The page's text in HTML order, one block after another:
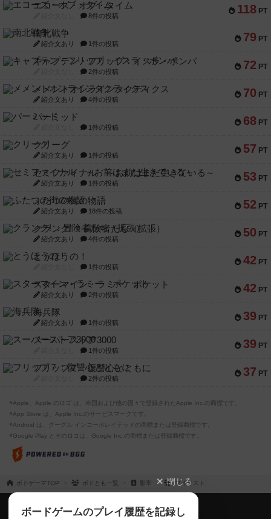
118 PT
エコーズ・オブ・タイム
8件の投稿
79 PT
南北戦争
紹介文あり 1件の投稿
72 PT
キャプテン・フリップ：イスラ・ボンバ
2件の投稿
70 PT
メメントオンラインタクティクス
紹介文あり 4件の投稿
68 PT
パーミッド
1件の投稿
57 PT
クリーグ
紹介文あり 1件の投稿
53 PT
セミファイナル ～お前はまだ生きている～
紹介文あり 1件の投稿
52 PT
ふたつの街の物語
紹介文あり 18件の投稿
50 PT
クランク! ：冒険者たち（拡張）
紹介文あり 4件の投稿
42 PT
とうほうの！
1件の投稿
42 PT
スターマイン・ラミー ポケット
紹介文あり 2件の投稿
39 PT
海兵隊
紹介文あり 1件の投稿
39 PT
スーパーストア3000
1件の投稿
37 PT
フリップ７：復讐心とともに
2件の投稿
※Apple、Apple のロゴ は、米国および他の国々で登録されたApple Inc.の商標です。
※App Store は、Apple Inc.のサービスマークです。
※Android は、グーグル インコーポレイテッドの商標または登録商標です。
※Google Play とそのロゴは、Google Inc.の商標または登録商標です。
ボドゲーマTOP ボドとも一覧 影牢 マイリスト
閉じる
ボードゲームのプレイ履歴を記録し
ボドゲーマTOP